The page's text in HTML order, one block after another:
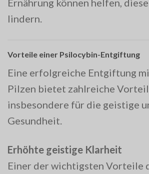
Ernährung können helfen,
lindern.
Vorteile einer Psilocybin-Entgiftung
Eine erfolgreiche Entgiftung
Pilzen bietet zahlreiche
insbesondere für die geistige
Gesundheit.
Erhöhte geistige Klarheit
Einer der wichtigsten Vorteile